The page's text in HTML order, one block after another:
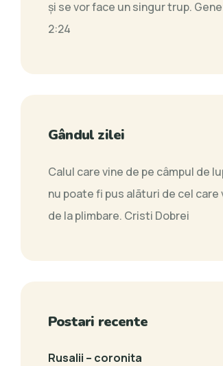
şi se vor face un singur trup.
2:24
Gândul zilei
Calul care vine de pe câmpul de
nu poate fi pus alãturi de cel care
de la plimbare. Cristi Dobrei
Postari recente
Rusalii – coronita